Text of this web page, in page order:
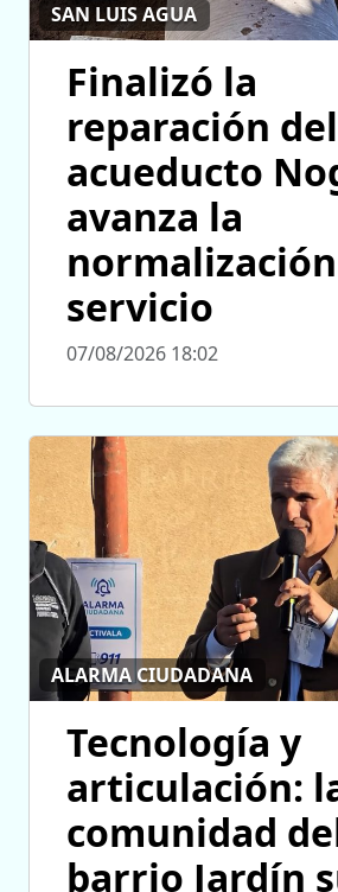
SAN LUIS AGUA
Finalizó la
reparación del
acueducto
avanza la
servicio
07/08/2026 18:02
ALARMA CIUDADANA
Tecnología y
articulación:
comunidad
barrio Jardín